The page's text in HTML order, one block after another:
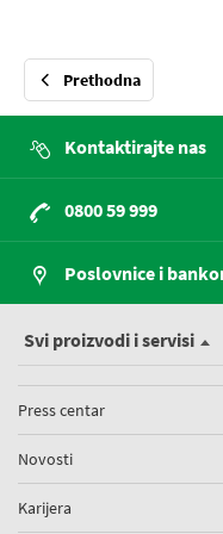
Prethodna
Kontaktirajte nas
0800 59 999
Poslovnice i
Svi proizvodi i servisi
Press centar
Novosti
Karijera